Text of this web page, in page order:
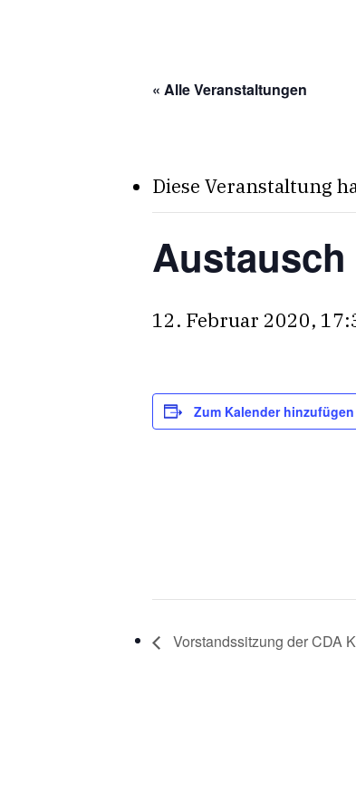
« Alle Veranstaltungen
Diese Veranstaltung
12. Februar 2020,
Zum Kalender hinzufügen
Vorstandssitzung der CDA